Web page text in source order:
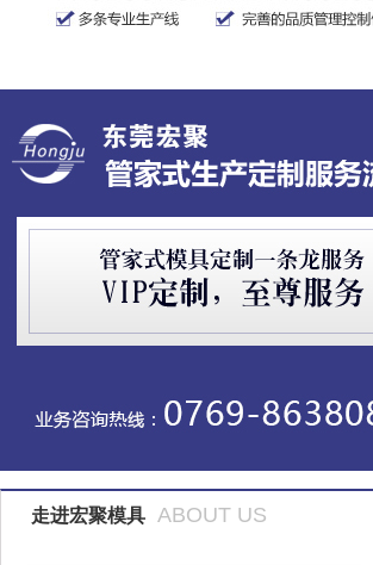
走进宏聚模具 ABOUT US